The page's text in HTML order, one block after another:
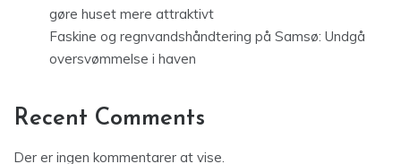
gøre huset mere attraktivt
Faskine og regnvandshåndtering på Samsø: Undgå
oversvømmelse i haven
Recent Comments
Der er ingen kommentarer at vise.